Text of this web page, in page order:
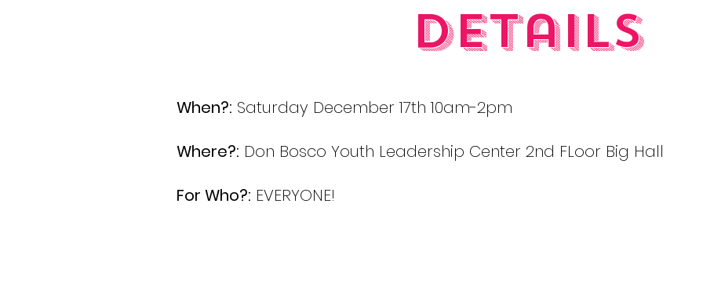
Details
When?: Saturday December 17th 10am-2pm
Where?: Don Bosco Youth Leadership Center 2nd FLoor Big Hall
For Who?: EVERYONE!